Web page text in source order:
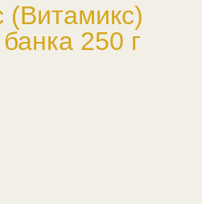
(Витамикс)
250 г